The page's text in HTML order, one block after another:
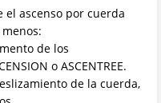
el ascenso por cuerda
de los
o ASCENTREE.
de la cuerda,